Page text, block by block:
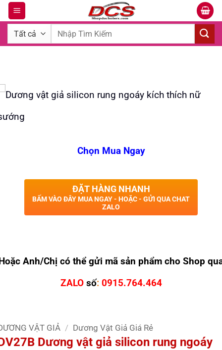
Bỏ
qua
dung
Tìm
Chọn Mua Ngay
ĐẶT HÀNG NHANH
BẤM VÀO ĐÂY MUA NGAY - HOẶC - GỬI QUA CHAT
ZALO
Anh/Chị có thể gửi mã sản phẩm cho Shop
ZALO số: 0915.764.464
VẬT GIẢ / Dương Vật Giả Giá Rẻ
Dương vật giả silicon rung ngoáy